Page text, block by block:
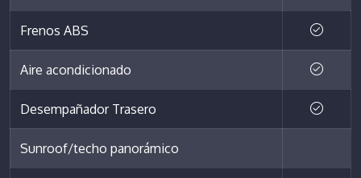
Frenos ABS
Aire acondicionado
Desempañador Trasero
Sunroof/techo panorámico